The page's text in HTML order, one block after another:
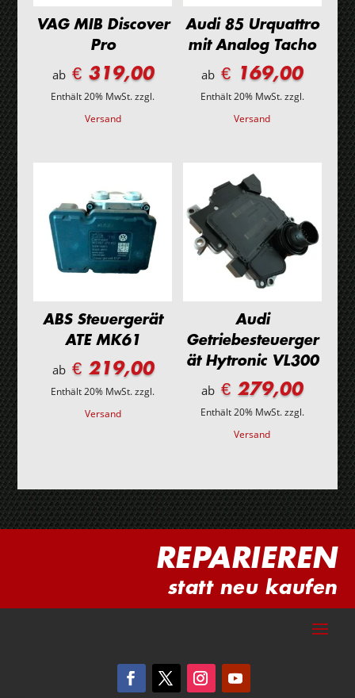
VAG MIB Discover
Pro
ab€ 319,00
Enthält 20% MwSt.zzgl.
Versand
Audi 85 Urquattro
mit Analog Tacho
ab € 169,00
Enthält 20% MwSt.zzgl.
Versand
ABS Steuergerät
ATE MK61
ab€ 219,00
Enthält 20% MwSt.zzgl.
Versand
Audi
Getriebesteuerger
ät Hytronic VL300
ab € 279,00
Enthält 20% MwSt.zzgl.
Versand
REPARIEREN
statt neu kaufen